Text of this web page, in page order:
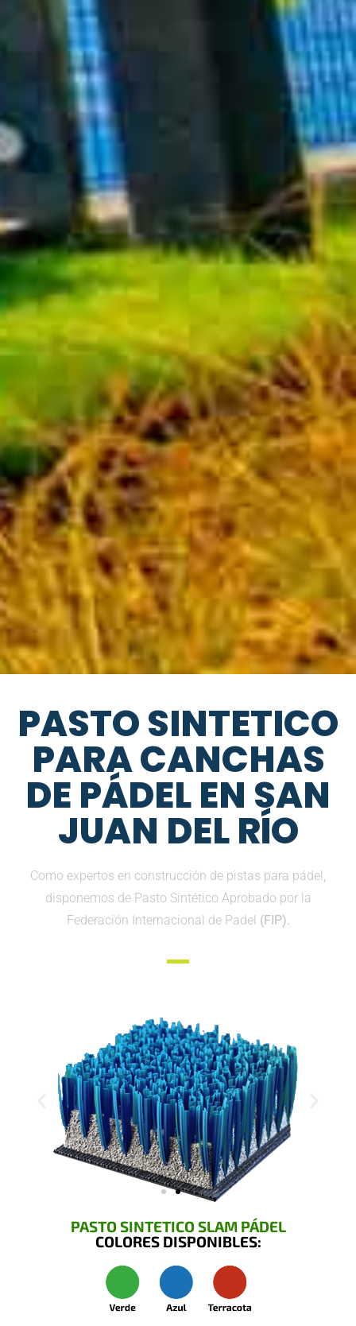
PASTO SINTETICO
PARA CANCHAS
DE PÁDEL EN SAN
JUAN DEL RÍO
Como expertos en construcción de pistas para pádel,
disponemos de Pasto Sintético Aprobado por la
Federación Internacional de Padel (FIP).
PASTO SINTETICO SLAM PÁDEL
COLORES DISPONIBLES: